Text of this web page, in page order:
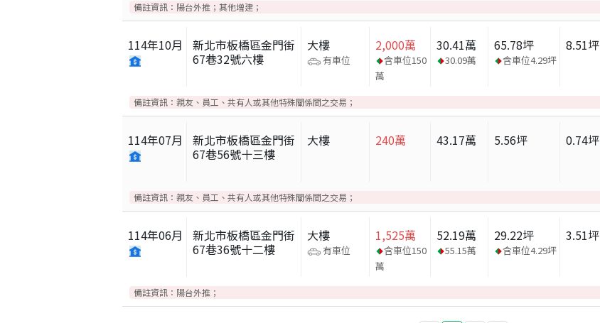
備註資訊： 陽台外推；其他增建；
114年10月
新北市板橋區金門街
67巷32號六樓
大樓
有車位
2,000萬
含車位150
萬
30.41萬
30.09萬
65.78坪
含車位4.29坪
8.51坪
備註資訊： 親友、員工、共有人或其他特殊關係間之交易；
114年07月
新北市板橋區金門街
67巷56號十三樓
大樓 240萬 43.17萬 5.56坪 0.74坪
備註資訊： 親友、員工、共有人或其他特殊關係間之交易；
114年06月
新北市板橋區金門街
67巷36號十二樓
大樓
有車位
1,525萬
含車位150
萬
52.19萬
55.15萬
29.22坪
含車位4.29坪
3.51坪
備註資訊： 陽台外推；